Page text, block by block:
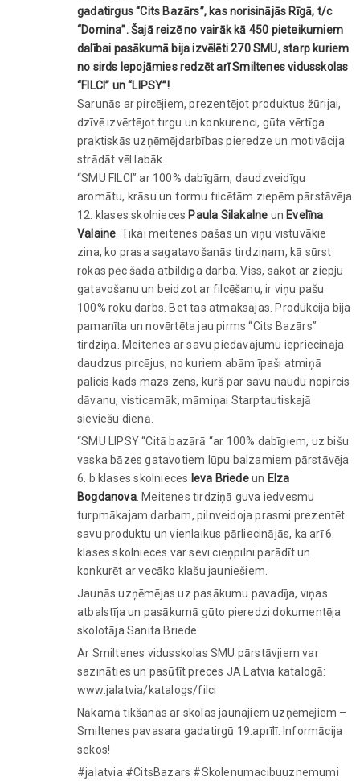
gadatirgus “Cits Bazārs”, kas norisinājās Rīgā, t/c
“Domina”. Šajā reizē no vairāk kā 450 pieteikumiem
dalībai pasākumā bija izvēlēti 270 SMU, starp kuriem
no sirds lepojāmies redzēt arī Smiltenes vidusskolas
“FILCI” un “LIPSY”!
Sarunās ar pircējiem, prezentējot produktus žūrijai,
dzīvē izvērtējot tirgu un konkurenci, gūta vērtīga
praktiskās uzņēmējdarbības pieredze un motivācija
strādāt vēl labāk.
“SMU FILCI” ar 100% dabīgām, daudzveidīgu
aromātu, krāsu un formu filcētām ziepēm pārstāvēja
12. klases skolnieces Paula Silakalne un Evelīna
Valaine . Tikai meitenes pašas un viņu vistuvākie
zina, ko prasa sagatavošanās tirdziņam, kā sūrst
rokas pēc šāda atbildīga darba. Viss, sākot ar ziepju
gatavošanu un beidzot ar filcēšanu, ir viņu pašu
100% roku darbs. Bet tas atmaksājas. Produkcija bija
pamanīta un novērtēta jau pirms “Cits Bazārs”
tirdziņa. Meitenes ar savu piedāvājumu iepriecināja
daudzus pircējus, no kuriem abām īpaši atmiņā
palicis kāds mazs zēns, kurš par savu naudu nopircis
dāvanu, visticamāk, māmiņai Starptautiskajā
sieviešu dienā.
“SMU LIPSY “Citā bazārā “ar 100% dabīgiem, uz bišu
vaska bāzes gatavotiem lūpu balzamiem pārstāvēja
6. b klases skolnieces Ieva Briedeun Elza
Bogdanova. Meitenes tirdziņā guva iedvesmu
turpmākajam darbam, pilnveidoja prasmi prezentēt
savu produktu un vienlaikus pārliecinājās, ka arī 6.
klases skolnieces var sevi cieņpilni parādīt un
konkurēt ar vecāko klašu jauniešiem.
Jaunās uzņēmējas uz pasākumu pavadīja, viņas
atbalstīja un pasākumā gūto pieredzi dokumentēja
skolotāja Sanita Briede.
Ar Smiltenes vidusskolas SMU pārstāvjiem var
sazināties un pasūtīt preces JA Latvia katalogā:
www.jalatvia/katalogs/filci
Nākamā tikšanās ar skolas jaunajiem uzņēmējiem –
Smiltenes pavasara gadatirgū 19.aprīlī. Informācija
sekos!
#jalatvia #CitsBazars #Skolenumacibuuznemumi